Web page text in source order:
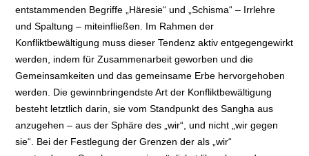
entstammenden Begriffe „Häresie“ und „Schisma“ – Irrlehre
und Spaltung – miteinfließen. Im Rahmen der
Konfliktbewältigung muss dieser Tendenz aktiv entgegengewirkt
werden, indem für Zusammenarbeit geworben und die
Gemeinsamkeiten und das gemeinsame Erbe hervorgehoben
werden. Die gewinnbringendste Art der Konfliktbewältigung
besteht letztlich darin, sie vom Standpunkt des Sangha aus
anzugehen – aus der Sphäre des „wir“, und nicht „wir gegen
sie“. Bei der Festlegung der Grenzen der als „wir“